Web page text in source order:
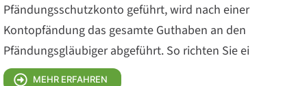
Pfändungsschutzkonto geführt, wird nach einer
Kontopfändung das gesamte Guthaben an den
Pfändungsgläubiger abgeführt. So richten Sie ei
MEHR ERFAHREN